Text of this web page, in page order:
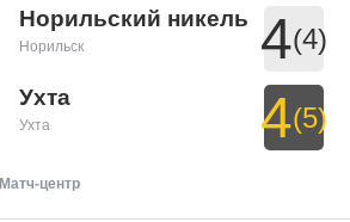
Норильский никель
Норильск 4(4)
Ухта
Ухта 4(5)
Матч-центр